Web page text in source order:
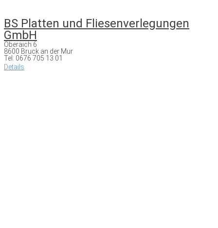
BS Platten und Fliesenverlegungen
GmbH
Oberaich 6
8600 Bruck an der Mur
Tel: 0676 705 13 01
Details